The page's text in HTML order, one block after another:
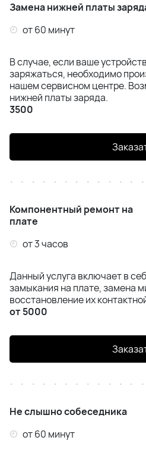
Замена нижней платы
от 60 минут
В случае, если ваше
заряжаться, необходимо
нашем сервисном центре.
нижней платы заряда.
3500
Компонентный ремонт на
плате
от 3 часов
Данный услуга включает в
замыкания на плате, замена
восстановление их
от 5000
Не слышно собеседника
от 60 минут